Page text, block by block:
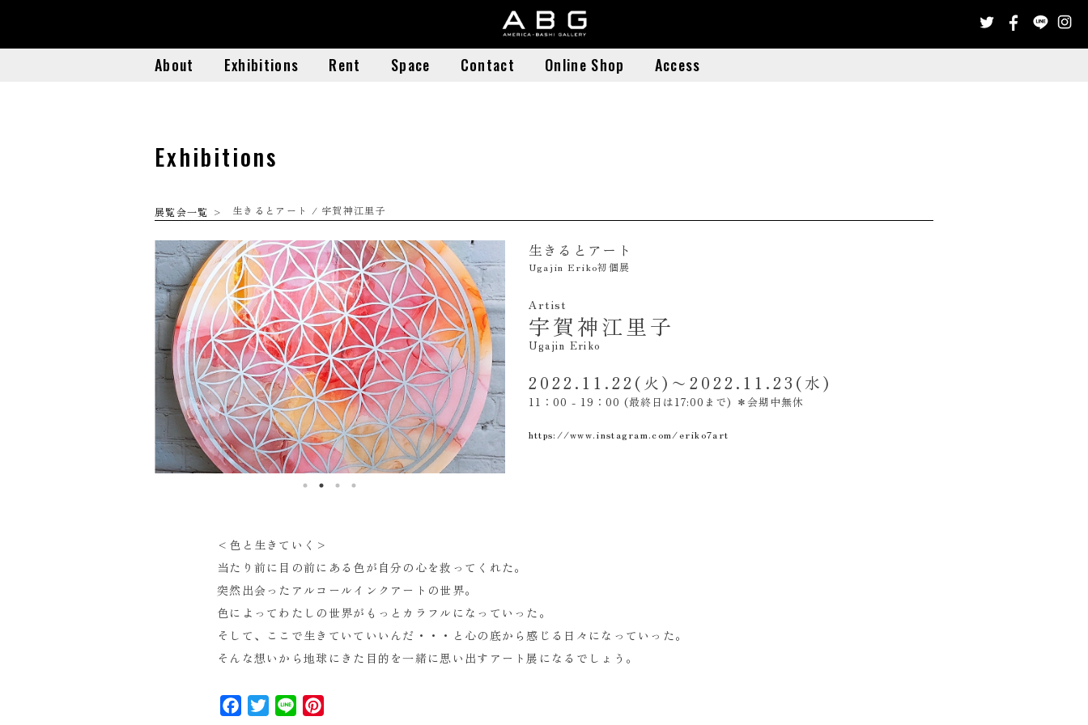
About Exhibitions Rent Space Contact Online Shop Access
Contact Online Shop
Exhibitions
展覧会一覧 > 生きるとアート / 宇賀神江里子
生きるとアート
Ugajin Eriko初個展
Artist
宇賀神江里子
Ugajin Eriko
2022.11.22(火)〜2022.11.23(水)
11：00 - 19：00 (最終日は17:00まで) ＊会期中無休
https://www.instagram.com/eriko7art
<色と生きていく>
当たり前に目の前にある色が自分の心を救ってくれた。
突然出会ったアルコールインクアートの世界。
色によってわたしの世界がもっとカラフルになっていった。
そして、ここで生きていていいんだ・・・と心の底から感じる日々になっていった。
そんな想いから地球にきた目的を一緒に思い出すアート展になるでしょう。
FacebookTwitter
Line